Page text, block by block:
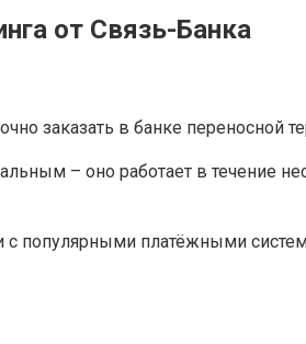
от Связь-Банка
заказать в банке
– оно работает в течение
с популярными платёжными